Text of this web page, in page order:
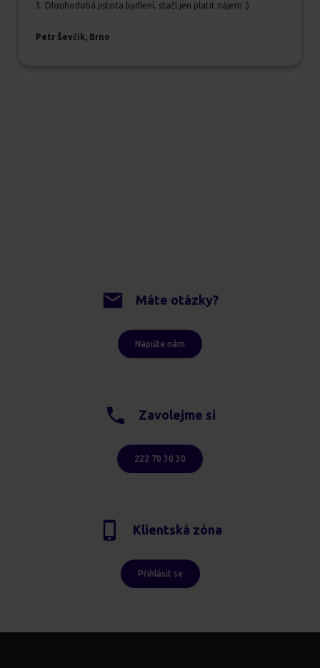
3. Dlouhodobá jistota bydlení, stačí jen platit nájem :)
Petr Ševčík, Brno
Máte otázky?
Napište nám
Zavolejme si
222 70 30 30
Klientská zóna
Přihlásit se